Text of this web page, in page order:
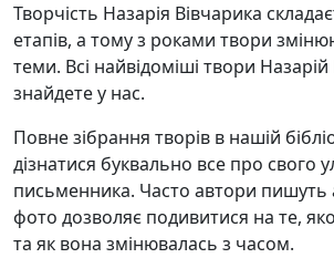
Творчість Назарія Вівчарика
етапів, а тому з роками твори
теми. Всі найвідоміші твори
знайдете у нас.
Повне зібрання творів в нашій
дізнатися буквально все про свого
письменника. Часто автори пишуть
фото дозволяє подивитися на те,
та як вона змінювалась з часом.